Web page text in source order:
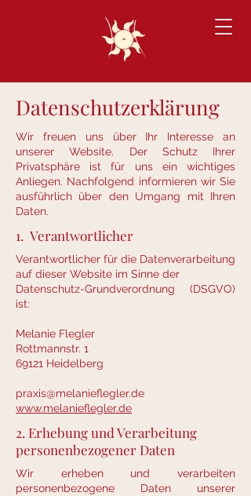
Datenschutzerklärung
Wir freuen uns über Ihr Interesse an
unserer Website. Der Schutz Ihrer
Privatsphäre ist für uns ein wichtiges
Anliegen. Nachfolgend informieren wir Sie
ausführlich über den Umgang mit Ihren
Daten.
1. Verantwortlicher
Verantwortlicher für die Datenverarbeitung
auf dieser Website im Sinne der
Datenschutz-Grundverordnung (DSGVO)
ist:
Melanie Flegler
Rottmannstr. 1
69121 Heidelberg
praxis@melanieflegler.de
www.melanieflegler.de
2. Erhebung und Verarbeitung
personenbezogener Daten
Wir erheben und verarbeiten
personenbezogene Daten unserer